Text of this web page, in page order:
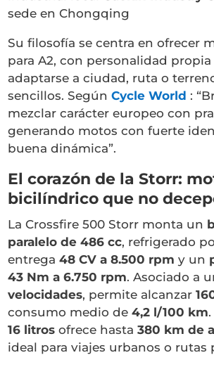
sede en Chongqing
Su filosofía se centra en ofrecer
para A2, con personalidad
adaptarse a ciudad, ruta o
sencillos. SegúnCycle World :
mezclar carácter europeo con
generando motos con fuerte
buena dinámica”.
El corazón de la Storr:
bicilíndrico que no
La Crossfire 500 Storr monta un
paralelo de 486 cc, refrigerado
entrega48 CV a 8.500 rpm y un
43 Nm a 6.750 rpm. Asociado a
velocidades, permite alcanzar
consumo medio de4,2 l/100 km
16 litros ofrece hasta380 km de
ideal para viajes urbanos o rutas